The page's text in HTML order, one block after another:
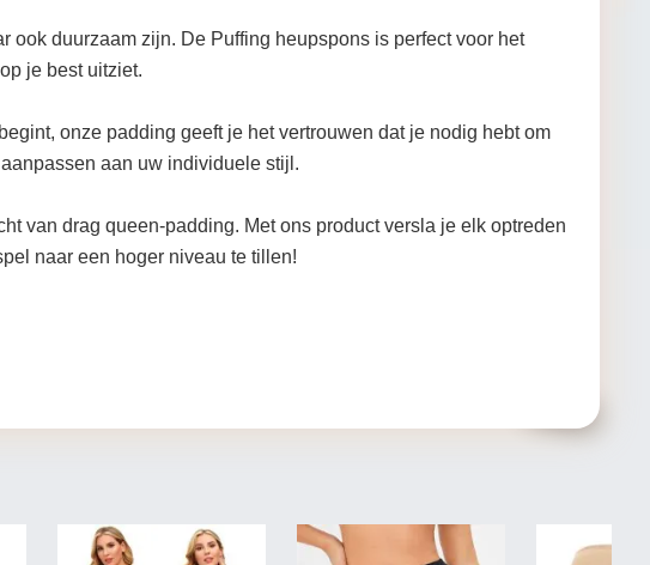
duurzaam zijn. De Puffing heupspons is perfect voor het
je best uitziet.
onze padding geeft je het vertrouwen dat je nodig hebt om
aan uw individuele stijl.
van drag queen-padding. Met ons product versla je elk optreden
naar een hoger niveau te tillen!